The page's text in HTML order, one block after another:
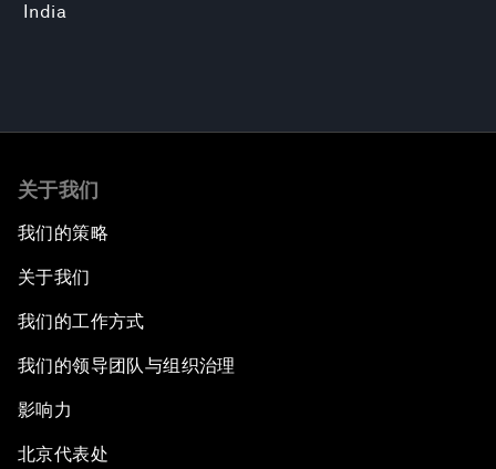
India
关于我们
我们的策略
关于我们
我们的工作方式
我们的领导团队与组织治理
影响力
北京代表处